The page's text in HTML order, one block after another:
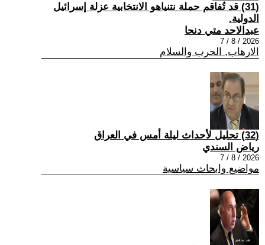
(31) قد تُفاقم حملة نتنياهو الانتخابية عزلة إسرائيل
الدولية.
عبدالاحد متي دنحا
2026 / 8 / 7
الارهاب, الحرب والسلام
(32) تحليل لأحداث ليلة أمس في العراق
رياض السندي
2026 / 8 / 7
مواضيع وابحاث سياسية